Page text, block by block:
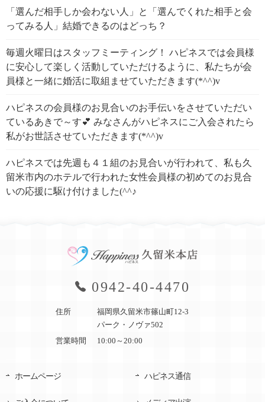
「選んだ相手しか会わない人」と「選んでくれた相手と会
ってみる人」結婚できるのはどっち？
毎週火曜日はスタッフミーティング！ ハピネスでは会員様
に安心して楽しく活動していただけるように、私たちが会
員様と一緒に婚活に取組ませていただきます(*^^)v
ハピネスの会員様のお見合いのお手伝いをさせていただい
ているあきで～す💕 みなさんがハピネスにご入会されたら
私がお世話させていただきます(*^^)v
ハピネスでは先週も４１組のお見合いが行われて、私も久
留米市内のホテルで行われた女性会員様の初めてのお見合
いの応援に駆け付けました(^^♪
0942-40-4470
住所
福岡県久留米市篠山町12-3
パーク・ノヴァ502
営業時間
10:00～20:00
ホームページ ハピネス通信